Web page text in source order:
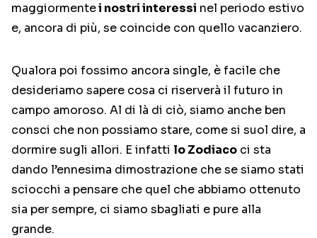
maggiormentei nostri interessi nel periodo estivo
e, ancora di più, se coincide con quello vacanziero.
Qualora poi fossimo ancora single, è facile che
desideriamo sapere cosa ci riserverà il futuro in
campo amoroso. Al di là di ciò, siamo anche ben
consci che non possiamo stare, come si suol dire, a
dormire sugli allori. E infatti lo Zodiaco ci sta
dando l’ennesima dimostrazione che se siamo stati
sciocchi a pensare che quel che abbiamo ottenuto
sia per sempre, ci siamo sbagliati e pure alla
grande.